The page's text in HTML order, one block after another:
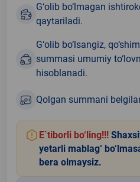
G‘olib bo‘lmagan
qaytariladi.
G‘olib bo‘lsangiz,
summasi umumiy
hisoblanadi.
Qolgan summani
E`tiborli bo‘ling!!!
yetarli mablag‘
bera olmaysiz.